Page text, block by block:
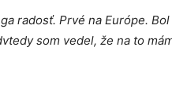
radosť. Prvé na Európe.
som vedel, že na to